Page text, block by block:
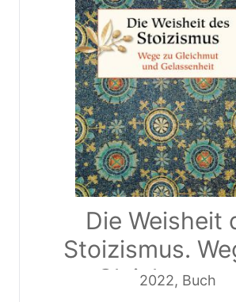
Die Weisheit
Stoizismus.
Gleichmut
2022, Buch